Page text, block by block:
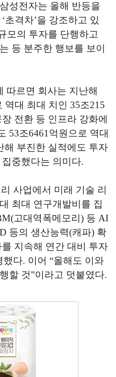
성전자는 올해 반등을
초격차’을 강조하고 있
모의 투자를 단행하고
등 분주한 행보를 보이
따르면 회사는 지난해
대 최대 치인 35조215
전환 등 인프라 강화에
53조6461억원으로 역대
해 부진한 실적에도 투자
중했다는 의미다.
사업에서 미래 기술 리
최대 연구개발비를 집
고대역폭메모리) 등 AI
등의 생산능력(캐파) 확
지속해 연간 대비 투자
다. 이어 “올해도 이와
할 것”이라고 덧붙였다.